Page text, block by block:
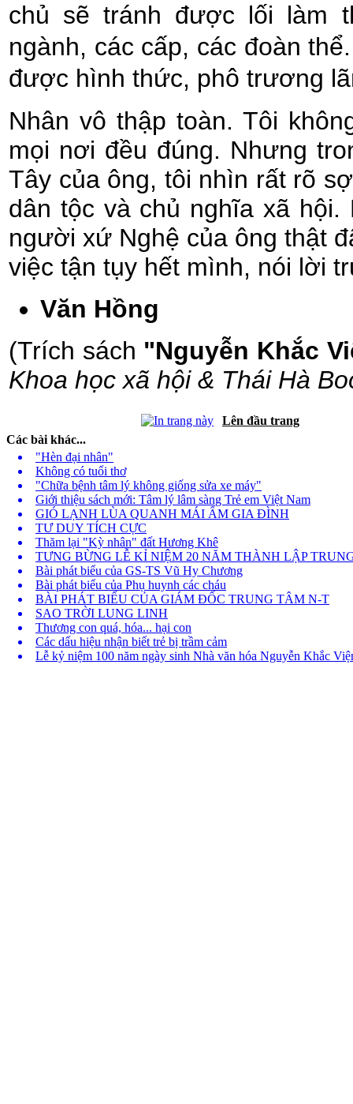
chủ sẽ tránh được lối làm
ngành, các cấp, các đoàn
được hình thức, phô trương
Nhân vô thập toàn. Tôi
mọi nơi đều đúng. Nhưng
Tây của ông, tôi nhìn rất rõ
dân tộc và chủ nghĩa xã hội.
người xứ Nghệ của ông thật
việc tận tụy hết mình, nói lời
Văn Hồng
(Trích sách "Nguyễn Khắc
Khoa học xã hội & Thái Hà
Lên đầu trang
Các bài khác...
"Hèn đại nhân"
Không có tuổi thơ
"Chữa bệnh tâm lý không giống sửa xe máy"
Giới thiệu sách mới: Tâm lý lâm sàng Trẻ em Việt Nam
GIÓ LẠNH LÙA QUANH MÁI ẤM GIA ĐÌNH
TƯ DUY TÍCH CỰC
Thăm lại "Kỳ nhân" đất Hương Khê
TƯNG BỪNG LỄ KỈ NIỆM 20 NĂM THÀNH LẬP
Bài phát biểu của GS-TS Vũ Hy Chương
Bài phát biểu của Phụ huynh các cháu
BÀI PHÁT BIỂU CỦA GIÁM ĐỐC TRUNG TÂM N-T
SAO TRỜI LUNG LINH
Thương con quá, hóa... hại con
Các dấu hiệu nhận biết trẻ bị trầm cảm
Lễ kỷ niệm 100 năm ngày sinh Nhà văn hóa Nguyễn Khắc